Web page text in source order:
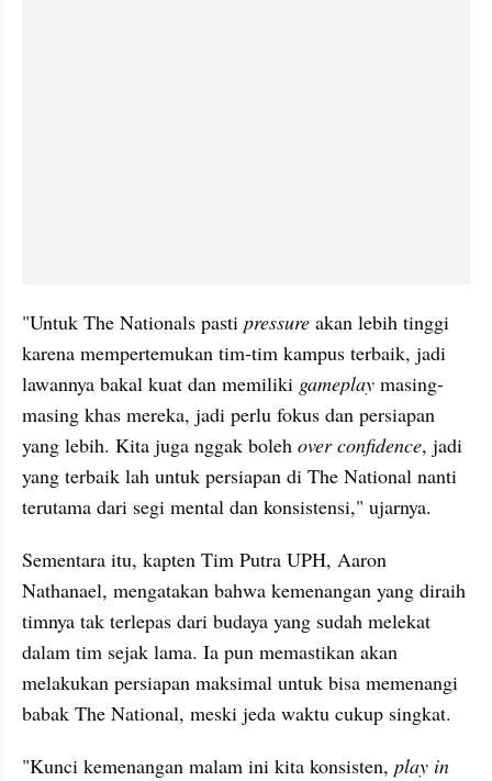
"Untuk The Nationals pasti pressure akan lebih tinggi
karena mempertemukan tim-tim kampus terbaik, jadi
lawannya bakal kuat dan memiliki gameplay masing-
masing khas mereka, jadi perlu fokus dan persiapan
yang lebih. Kita juga nggak boleh over confidence, jadi
yang terbaik lah untuk persiapan di The National nanti
terutama dari segi mental dan konsistensi," ujarnya.
Sementara itu, kapten Tim Putra UPH, Aaron
Nathanael, mengatakan bahwa kemenangan yang diraih
timnya tak terlepas dari budaya yang sudah melekat
dalam tim sejak lama. Ia pun memastikan akan
melakukan persiapan maksimal untuk bisa memenangi
babak The National, meski jeda waktu cukup singkat.
"Kunci kemenangan malam ini kita konsisten, play in